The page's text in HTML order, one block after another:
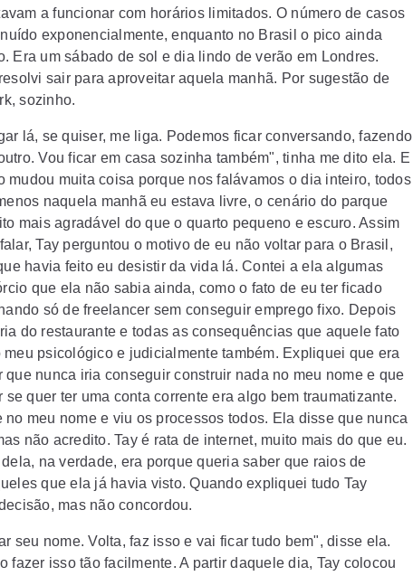
a funcionar com horários limitados. O número de casos
exponencialmente, enquanto no Brasil o pico ainda
Era um sábado de sol e dia lindo de verão em Londres.
sair para aproveitar aquela manhã. Por sugestão de
sozinho.
lá, se quiser, me liga. Podemos ficar conversando, fazendo
Vou ficar em casa sozinha também", tinha me dito ela. E
mudou muita coisa porque nos falávamos o dia inteiro, todos
naquela manhã eu estava livre, o cenário do parque
mais agradável do que o quarto pequeno e escuro. Assim
Tay perguntou o motivo de eu não voltar para o Brasil,
havia feito eu desistir da vida lá. Contei a ela algumas
que ela não sabia ainda, como o fato de eu ter ficado
só de freelancer sem conseguir emprego fixo. Depois
do restaurante e todas as consequências que aquele fato
meu psicológico e judicialmente também. Expliquei que era
que nunca iria conseguir construir nada no meu nome e que
se quer ter uma conta corrente era algo bem traumatizante.
no meu nome e viu os processos todos. Ela disse que nunca
não acredito. Tay é rata de internet, muito mais do que eu.
na verdade, era porque queria saber que raios de
que ela já havia visto. Quando expliquei tudo Tay
mas não concordou.
seu nome. Volta, faz isso e vai ficar tudo bem", disse ela.
fazer isso tão facilmente. A partir daquele dia, Tay colocou